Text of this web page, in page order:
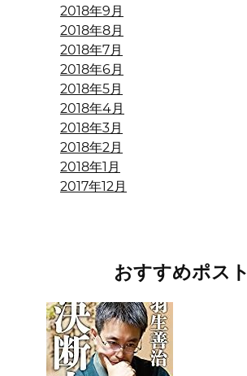
2018年9月
2018年8月
2018年7月
2018年6月
2018年5月
2018年4月
2018年3月
2018年2月
2018年1月
2017年12月
おすすめポスト